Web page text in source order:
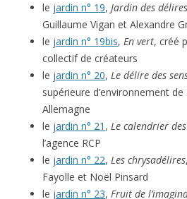
le jardin n° 19, Jardin des
Guillaume Vigan et Alexandre
le jardin n° 19bis, En vert, créé
collectif de créateurs
le jardin n° 20, Le délire des
supérieure d’environnement
Allemagne
le jardin n° 21 , Le calendrier
l’agence RCP
le jardin n° 22, Les chrysadélires
Fayolle et Noël Pinsard
le jardin n° 23, Fruit de